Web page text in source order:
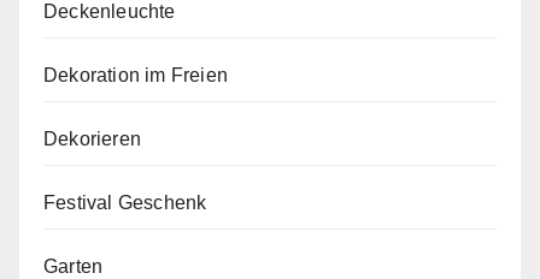
Deckenleuchte
Dekoration im Freien
Dekorieren
Festival Geschenk
Garten